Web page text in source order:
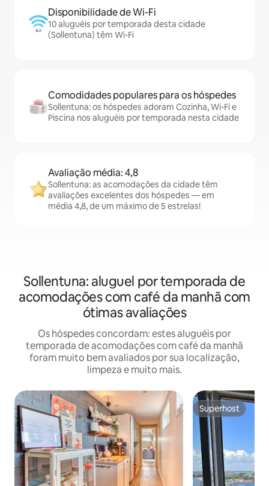
Disponibilidade de Wi-Fi
10 aluguéis por temporada desta cidade
(Sollentuna) têm Wi-Fi
Comodidades populares para os hóspedes
Sollentuna: os hóspedes adoram Cozinha, Wi-Fi e
Piscina nos aluguéis por temporada nesta cidade
Avaliação média: 4,8
Sollentuna: as acomodações da cidade têm
avaliações excelentes dos hóspedes — em
média 4,8, de um máximo de 5 estrelas!
Sollentuna: aluguel por temporada de
acomodações com café da manhã com
ótimas avaliações
Os hóspedes concordam: estes aluguéis por
temporada de acomodações com café da manhã
foram muito bem avaliados por sua localização,
limpeza e muito mais.
Superhost
Superhost